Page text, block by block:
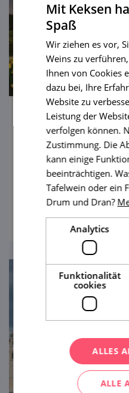
Lednice-Valtice
Lednice und Valtice
der schönsten
Tschechischen
die größte
Mit Keksen
Spaß
Wir ziehen es vor,
Weins zu
Ihnen von Cookies
dazu bei, Ihre
Website zu
Leistung der
verfolgen können.
Zustimmung. Die
kann einige
beeinträchtigen.
Tafelwein oder ein
Drum und Dran?
Analytics
Funktionalität
cookies
ALLES
ALLE